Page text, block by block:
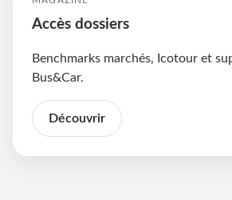
Accès dossiers
Benchmarks marchés, Icotour et
Bus&Car.
Découvrir